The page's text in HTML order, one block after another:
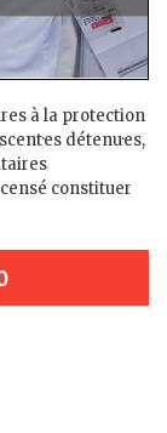
à la protection
détenu·es,
constituer